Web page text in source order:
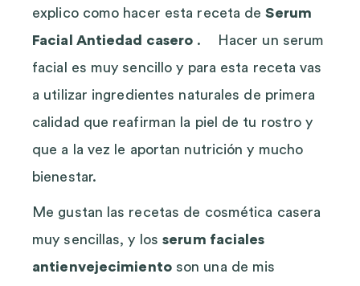
explico como hacer esta receta deSerum
Facial Antiedad casero . Hacer un serum
facial es muy sencillo y para esta receta vas
a utilizar ingredientes naturales de primera
calidad que reafirman la piel de tu rostro y
que a la vez le aportan nutrición y mucho
bienestar.
Me gustan las recetas de cosmética casera
muy sencillas, y losserum faciales
antienvejecimientoson una de mis